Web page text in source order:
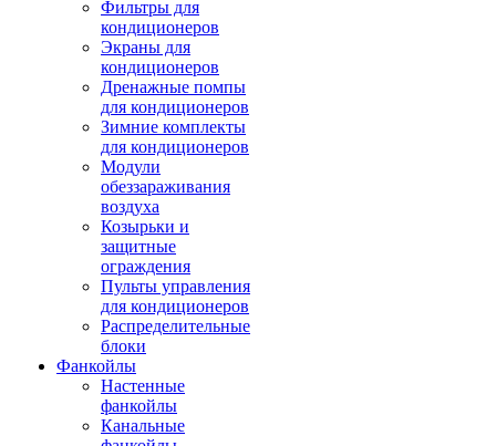
Фильтры для
кондиционеров
Экраны для
кондиционеров
Дренажные помпы
для кондиционеров
Зимние комплекты
для кондиционеров
Модули
обеззараживания
воздуха
Козырьки и
защитные
ограждения
Пульты управления
для кондиционеров
Распределительные
блоки
Фанкойлы
Настенные
фанкойлы
Канальные